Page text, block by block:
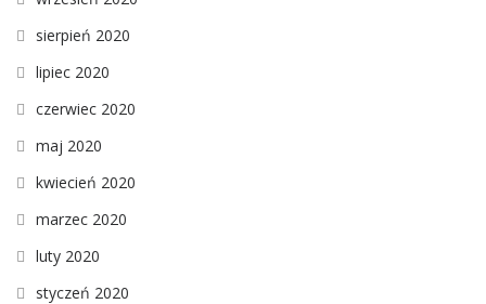
sierpień 2020
lipiec 2020
czerwiec 2020
maj 2020
kwiecień 2020
marzec 2020
luty 2020
styczeń 2020